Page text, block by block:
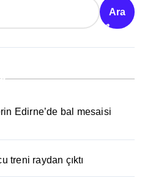
Ara
Edirne’de bal mesaisi
treni raydan çıktı